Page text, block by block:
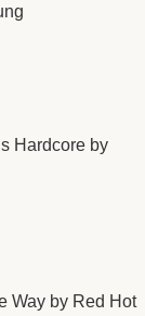
Hardcore by
Way by Red Hot